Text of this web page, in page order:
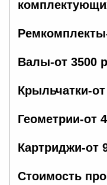
Валы-от 3500
Крыльчатки-
Геометрии-от
Картриджи-от
Стоимость